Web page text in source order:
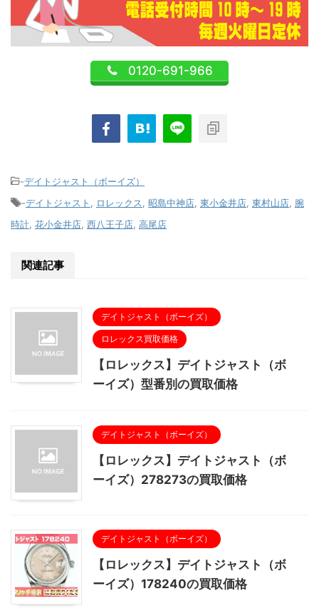
0120-691-966
-デイトジャスト（ボーイズ）
-デイトジャスト , ロレックス, 昭島中神店, 東小金井店, 東村山店, 腕
時計, 花小金井店, 西八王子店, 高尾店
関連記事
デイトジャスト（ボーイズ）
ロレックス買取価格
【ロレックス】デイトジャスト（ボ
ーイズ）型番別の買取価格
デイトジャスト（ボーイズ）
【ロレックス】デイトジャスト（ボ
ーイズ）278273の買取価格
デイトジャスト（ボーイズ）
【ロレックス】デイトジャスト（ボ
ーイズ）178240の買取価格